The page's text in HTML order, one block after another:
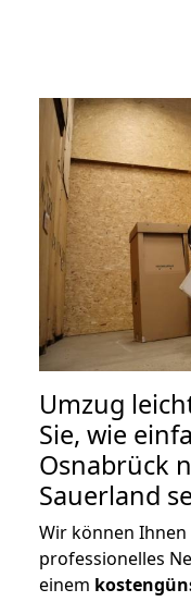
Umzug
Sie, wie
Osnabrück
Sauerland
Wir können
professionelles
einem